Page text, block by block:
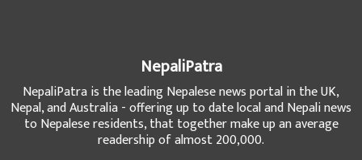
NepaliPatra
NepaliPatra is the leading Nepalese news portal in the UK,
Nepal, and Australia - offering up to date local and Nepali news
to Nepalese residents, that together make up an average
readership of almost 200,000.